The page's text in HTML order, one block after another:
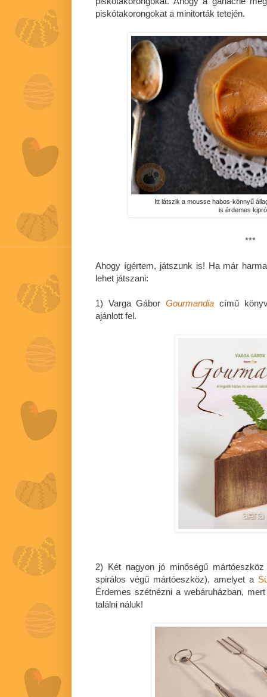
piskótakorongokat a minitorták tetején.
Itt látszik a mousse habos-könnyű
is érdemes
***
Ahogy ígértem, játszunk is! Ha már
lehet játszani:
1) Varga GáborGourmandia című
ajánlott fel.
2) Két nagyon jó minőségű
spirálos végű mártóeszköz), amelyet a
Érdemes szétnézni a webáruházban,
találni náluk!